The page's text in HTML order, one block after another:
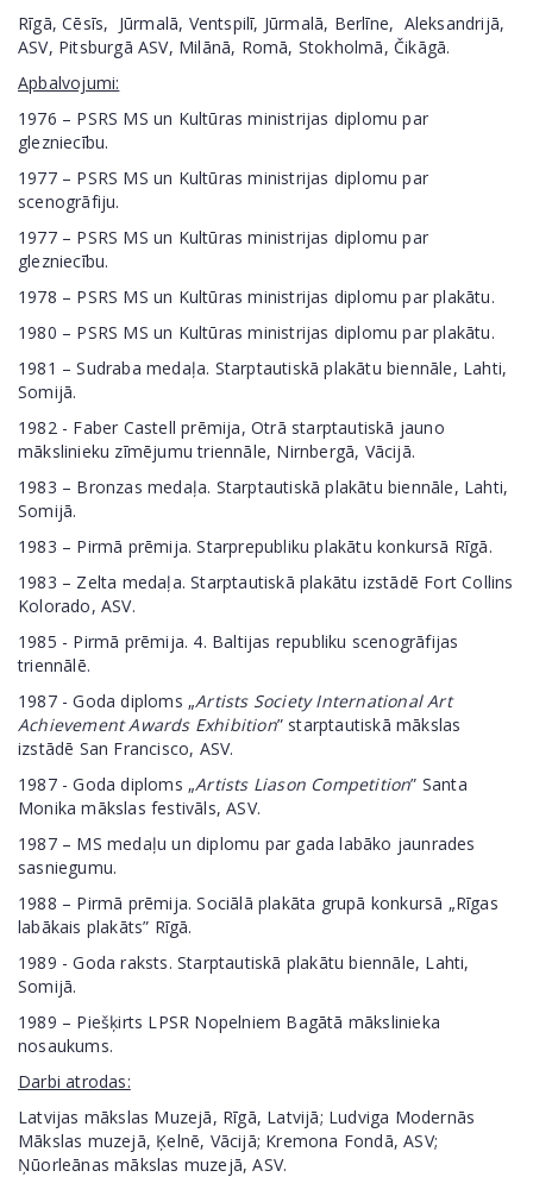
Rīgā, Cēsīs, Jūrmalā, Ventspilī, Jūrmalā, Berlīne, Aleksandrijā,
ASV, Pitsburgā ASV, Milānā, Romā, Stokholmā, Čikāgā.
Apbalvojumi:
1976 – PSRS MS un Kultūras ministrijas diplomu par
glezniecību.
1977 – PSRS MS un Kultūras ministrijas diplomu par
scenogrāfiju.
1977 – PSRS MS un Kultūras ministrijas diplomu par
glezniecību.
1978 – PSRS MS un Kultūras ministrijas diplomu par plakātu.
1980 – PSRS MS un Kultūras ministrijas diplomu par plakātu.
1981 – Sudraba medaļa. Starptautiskā plakātu biennāle, Lahti,
Somijā.
1982 - Faber Castell prēmija, Otrā starptautiskā jauno
mākslinieku zīmējumu triennāle, Nirnbergā, Vācijā.
1983 – Bronzas medaļa. Starptautiskā plakātu biennāle, Lahti,
Somijā.
1983 – Pirmā prēmija. Starprepubliku plakātu konkursā Rīgā.
1983 – Zelta medaļa. Starptautiskā plakātu izstādē Fort Collins
Kolorado, ASV.
1985 - Pirmā prēmija. 4. Baltijas republiku scenogrāfijas
triennālē.
1987 - Goda diploms „Artists Society International Art
Achievement Awards Exhibition” starptautiskā mākslas
izstādē San Francisco, ASV.
1987 - Goda diploms „Artists Liason Competition” Santa
Monika mākslas festivāls, ASV.
1987 – MS medaļu un diplomu par gada labāko jaunrades
sasniegumu.
1988 – Pirmā prēmija. Sociālā plakāta grupā konkursā „Rīgas
labākais plakāts” Rīgā.
1989 - Goda raksts. Starptautiskā plakātu biennāle, Lahti,
Somijā.
1989 – Piešķirts LPSR Nopelniem Bagātā mākslinieka
nosaukums.
Darbi atrodas:
Latvijas mākslas Muzejā, Rīgā, Latvijā; Ludviga Modernās
Mākslas muzejā, Ķelnē, Vācijā; Kremona Fondā, ASV;
Ņūorleānas mākslas muzejā, ASV.